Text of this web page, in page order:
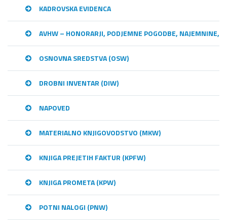
KADROVSKA EVIDENCA
AVHW – HONORARJI, PODJEMNE POGODBE, NAJEMNINE,…
OSNOVNA SREDSTVA (OSW)
DROBNI INVENTAR (DIW)
NAPOVED
MATERIALNO KNJIGOVODSTVO (MKW)
KNJIGA PREJETIH FAKTUR (KPFW)
KNJIGA PROMETA (KPW)
POTNI NALOGI (PNW)